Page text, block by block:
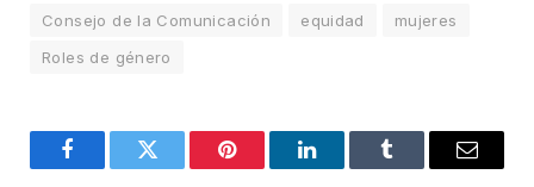
Consejo de la Comunicación equidad
mujeres
Roles de género
FacebookTwitter Pinterest LinkedInTumblr Email